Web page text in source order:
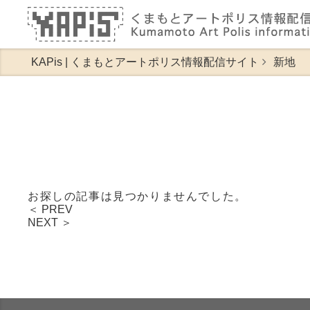
KAPis | くまもとアートポリス情報配信サイト 新地
お探しの記事は見つかりませんでした。
＜ PREV
NEXT ＞